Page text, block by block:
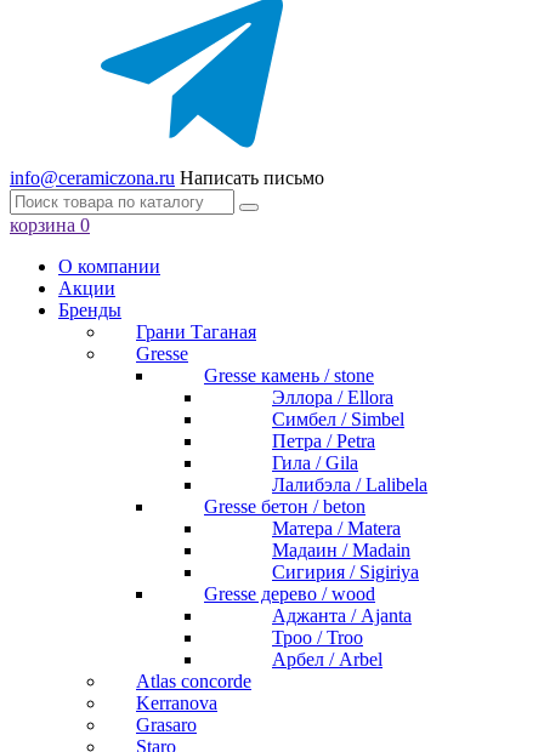
info@ceramiczona.ru Написать письмо
корзина 0
О компании
Акции
Бренды
Грани Таганая
Gresse
Gresse камень / stone
Эллора / Ellora
Симбел / Simbel
Петра / Petra
Гила / Gila
Лалибэла / Lalibela
Gresse бетон / beton
Матера / Matera
Мадаин / Madain
Сигирия / Sigiriya
Gresse дерево / wood
Аджанта / Ajanta
Троо / Troo
Арбел / Arbel
Atlas concorde
Kerranova
Grasaro
Staro